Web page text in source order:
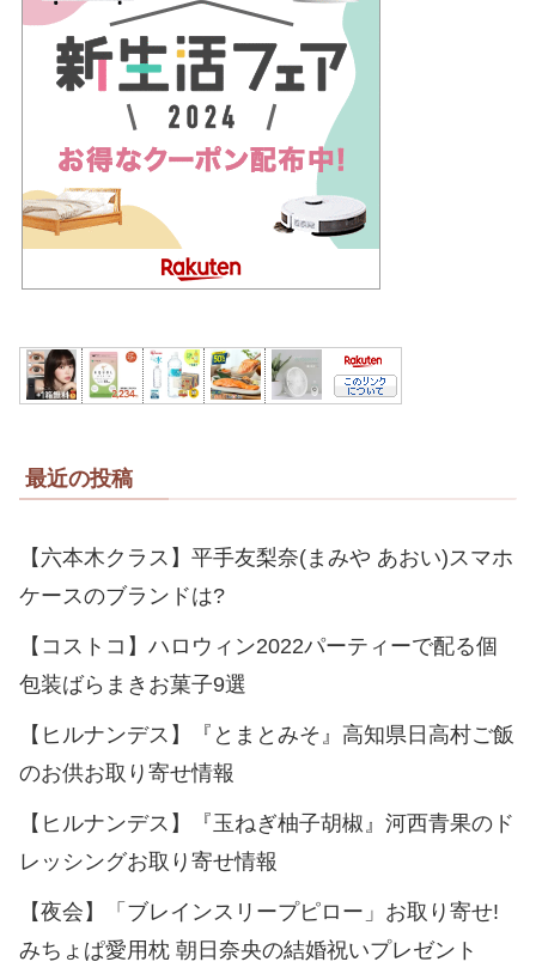
最近の投稿
【六本木クラス】平手友梨奈(まみや あおい)スマホ
ケースのブランドは?
【コストコ】ハロウィン2022パーティーで配る個
包装ばらまきお菓子9選
【ヒルナンデス】『とまとみそ』高知県日高村ご飯
のお供お取り寄せ情報
【ヒルナンデス】『玉ねぎ柚子胡椒』河西青果のド
レッシングお取り寄せ情報
【夜会】「ブレインスリープピロー」お取り寄せ!
みちょぱ愛用枕 朝日奈央の結婚祝いプレゼント